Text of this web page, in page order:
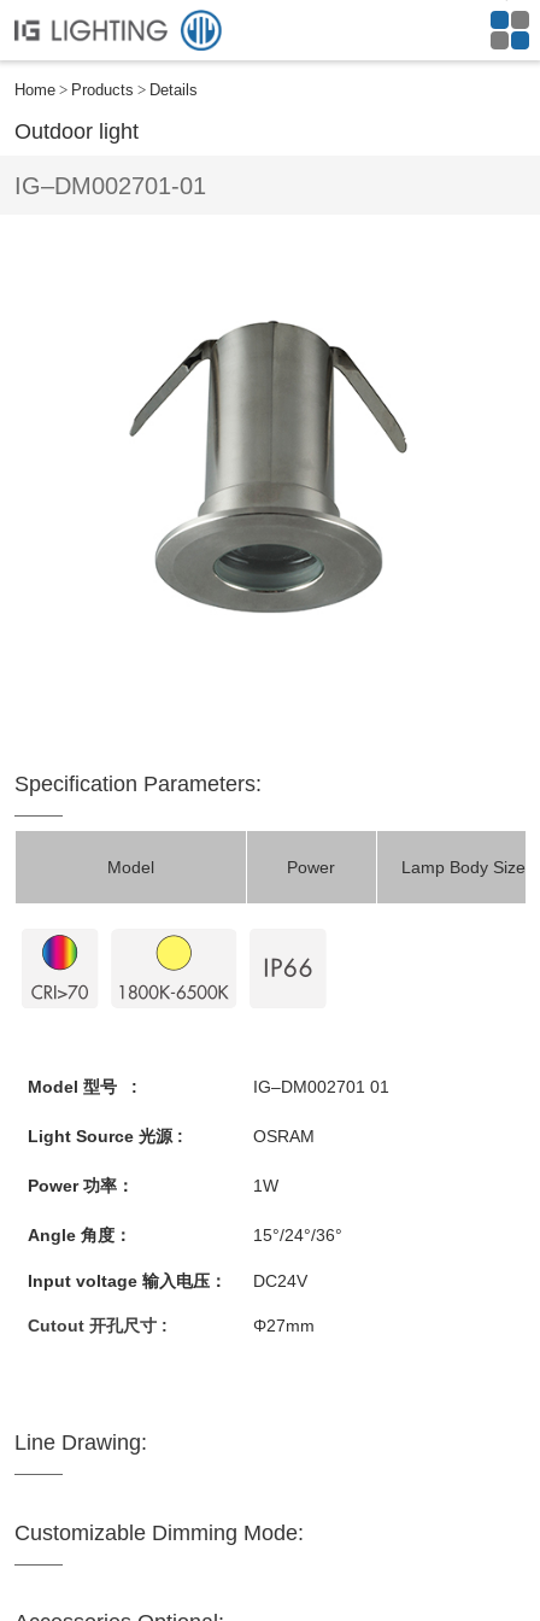
Home Products Details
Outdoor light
IG–DM002701-01
Specification Parameters:
Model Power Lamp Body Size
Model 型号 : IG–DM002701 01
Light Source 光源 : OSRAM
Power 功率： 1W
Angle 角度： 15°/24°/36°
Input voltage 输入电压： DC24V
Cutout 开孔尺寸 : Φ27mm
Line Drawing:
Customizable Dimming Mode: